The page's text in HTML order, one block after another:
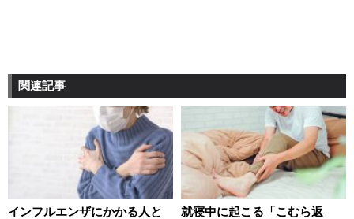
関連記事
インフルエンザにかかる人と
就寝中に起こる「こむら返